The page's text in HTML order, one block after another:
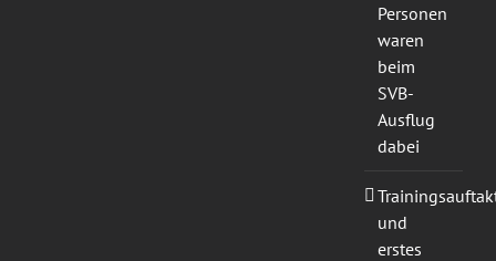
Personen
waren
beim
SVB-
Ausflug
dabei
und
erstes